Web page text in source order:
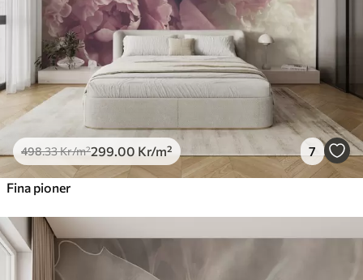
498.33Kr/m²299 .00 Kr/m² 7
Fina pioner